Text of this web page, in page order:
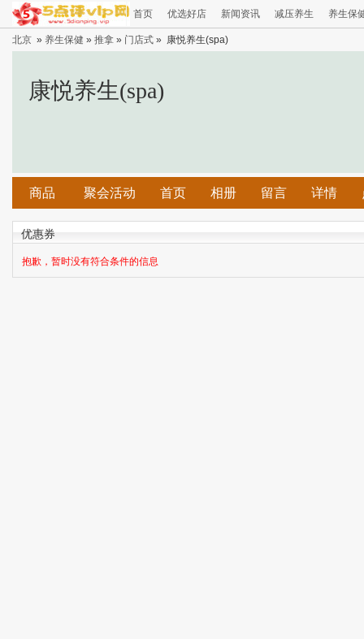
首页 优选好店 新闻资讯 减压养生 养生保
北京 » 养生保健 » 推拿 » 门店式 » 康悦养生(spa)
康悦养生(spa)
商品 聚会活动 首页 相册 留言 详情
优惠券
抱歉，暂时没有符合条件的信息